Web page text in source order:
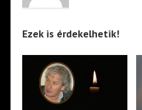
Ezek is érdekelhetik!